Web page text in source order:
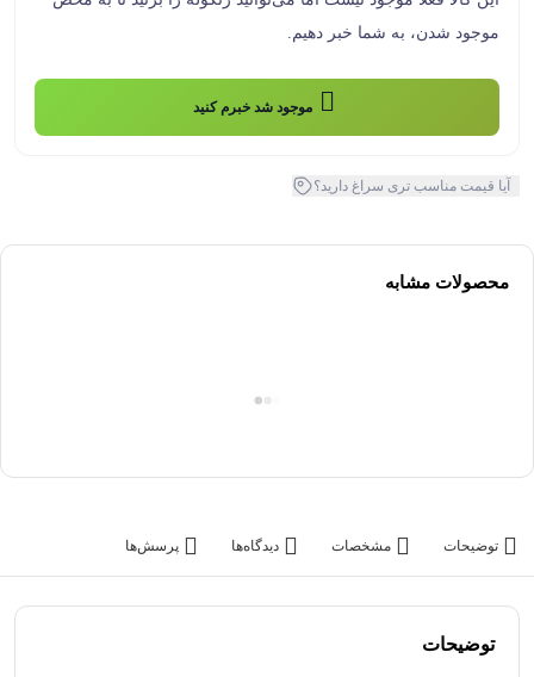
موجود شدن، به شما خبر دهیم.
موجود شد خبرم کنید
آیا قیمت مناسب تری سراغ دارید؟
محصولات مشابه
توضیحات مشخصات دیدگاه‌ها پرسش‌ها
توضیحات